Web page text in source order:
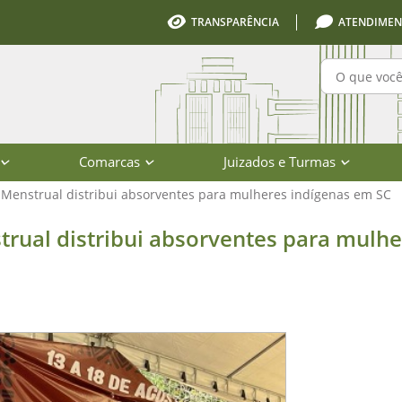
TRANSPARÊNCIA
Comarcas Juizados e Turmas
distribui absorventes para mulheres indígenas em SC
absorventes para mulheres
distribui absorventes para